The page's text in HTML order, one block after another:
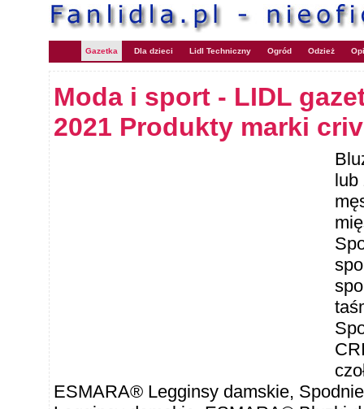
Gazetka Dla dzieci Lidl Techniczny Ogród Odzież
Moda i sport - LIDL
2021 Produkty marki
ESMARA® Legginsy damskie,